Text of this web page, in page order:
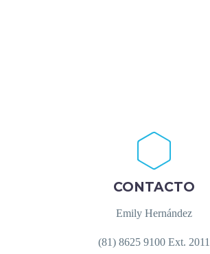
CONTACTO
Emily Hernández
(81) 8625 9100 Ext. 2011